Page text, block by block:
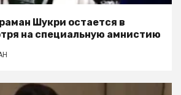
Шукри остается в
на специальную амнистию